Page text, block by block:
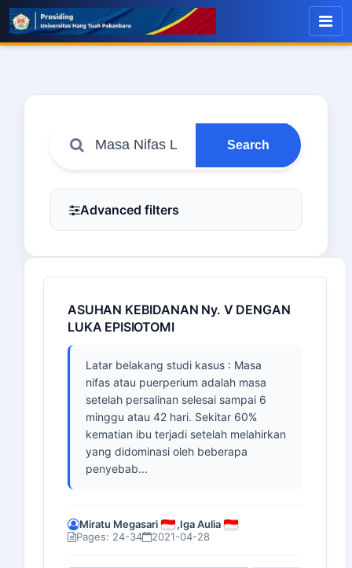
Search
Advanced filters
ASUHAN KEBIDANAN Ny. V DENGAN
LUKA EPISIOTOMI
Latar belakang studi kasus : Masa
nifas atau puerperium adalah masa
setelah persalinan selesai sampai 6
minggu atau 42 hari. Sekitar 60%
kematian ibu terjadi setelah melahirkan
yang didominasi oleh beberapa
penyebab...
Miratu Megasari ,Iga Aulia
Pages: 24-34
2021-04-28